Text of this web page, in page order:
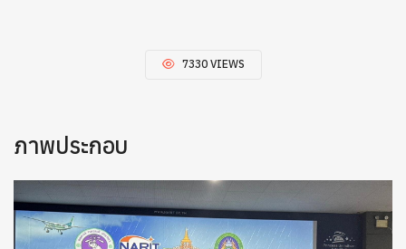
7330 VIEWS
ภาพประกอบ